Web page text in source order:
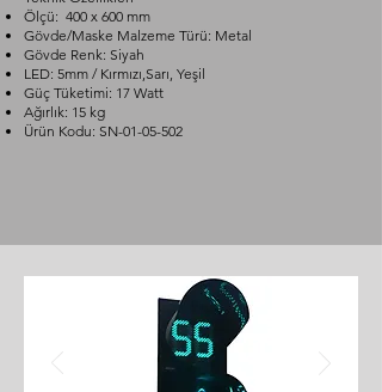
Ölçü: 400 x 600 mm
Gövde/Maske Malzeme Türü: Metal
Gövde Renk: Siyah
LED: 5mm / Kırmızı,Sarı, Yeşil
Güç Tüketimi: 17 Watt
Ağırlık: 15 kg
Ürün Kodu: SN-01-05-502